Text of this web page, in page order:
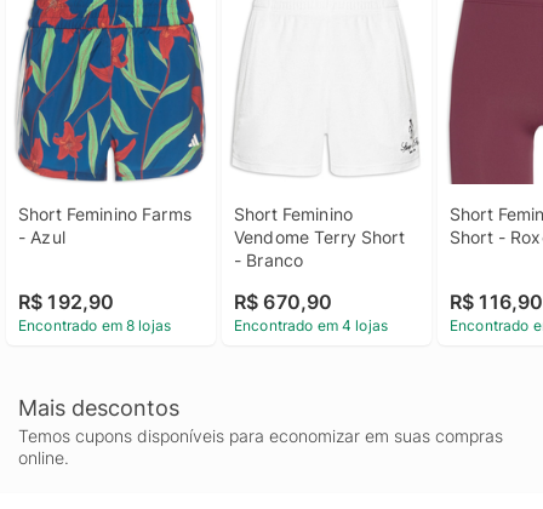
Short Feminino Farms
- Azul
R$ 192,90
Encontrado em 8 lojas
Short Feminino
Vendome Terry Short
- Branco
R$ 670,90
Encontrado em 4 lojas
Short
Short -
R$ 116,90
Encontrado
Mais descontos
Temos cupons disponíveis para economizar em suas compras
online.